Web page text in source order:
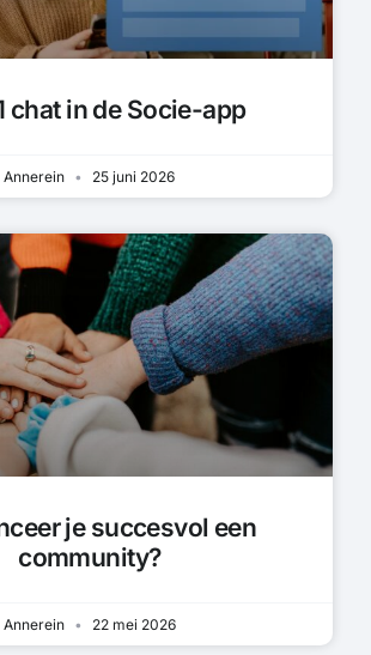
chat in de Socie-app
Annerein 25 juni 2026
je succesvol een
community?
Annerein 22 mei 2026